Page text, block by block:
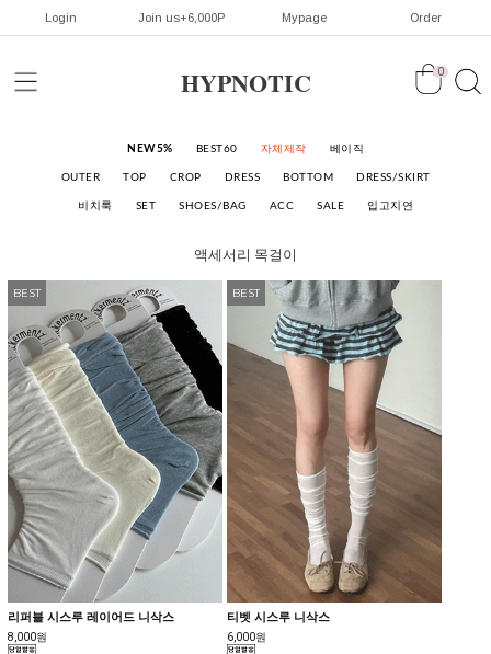
Login Join us+6,000P Mypage Order
HYPNOTIC 0
NEW5% BEST60 자체제작 베이직
OUTER TOP CROP DRESS BOTTOM DRESS/SKIRT
비치룩 SET SHOES/BAG ACC SALE 입고지연
액세서리 목걸이
루 레이어드 니삭스 티벳 시스루 니삭스
BEST